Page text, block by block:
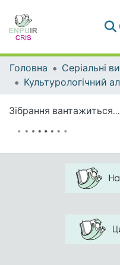
Головна
Зібрання вантажиться...